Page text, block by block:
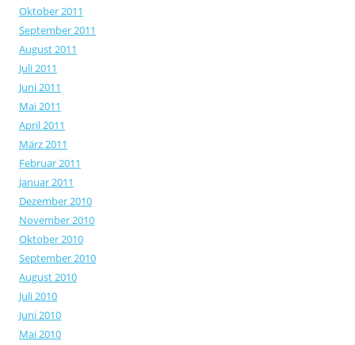
Oktober 2011
September 2011
August 2011
Juli 2011
Juni 2011
Mai 2011
April 2011
März 2011
Februar 2011
Januar 2011
Dezember 2010
November 2010
Oktober 2010
September 2010
August 2010
Juli 2010
Juni 2010
Mai 2010